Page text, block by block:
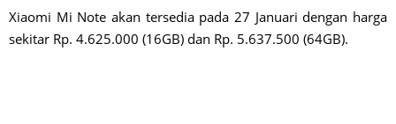
Xiaomi Mi Note akan tersedia pada 27 Januari dengan harga
sekitar Rp. 4.625.000 (16GB) dan Rp. 5.637.500 (64GB).